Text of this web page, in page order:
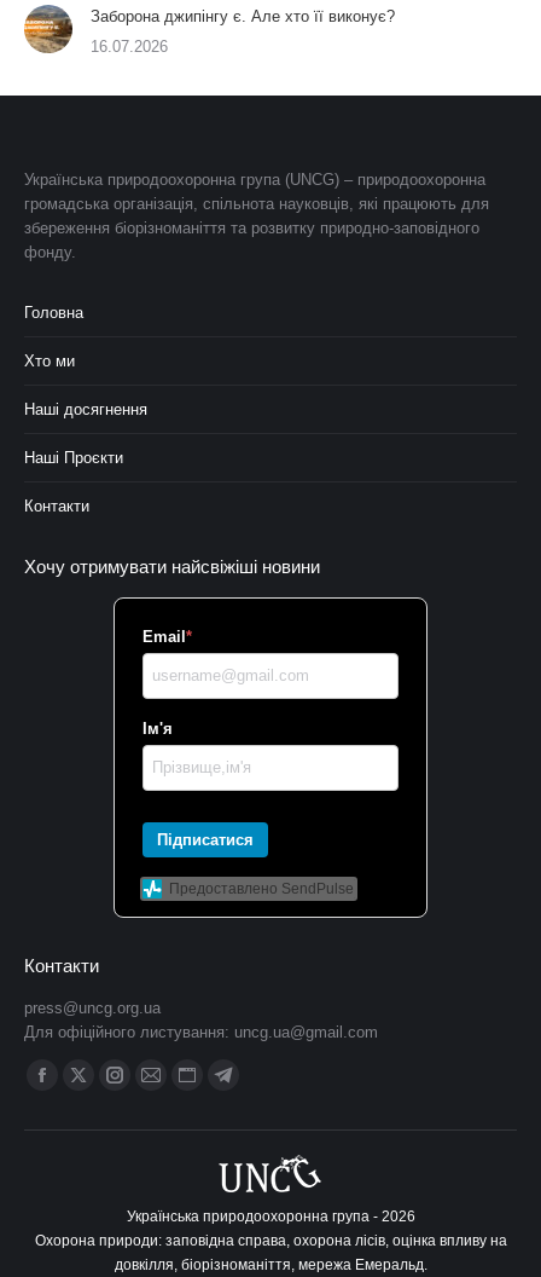
Заборона джипінгу є. Але хто її виконує?
16.07.2026
Українська природоохоронна група (UNCG) – природоохоронна
громадська організація, спільнота науковців, які працюють для
збереження біорізноманіття та розвитку природно-заповідного
фонду.
Головна
Хто ми
Наші досягнення
Наші Проєкти
Контакти
Хочу отримувати найсвіжіші новини
Email *
Ім'я
Підписатися
Предоставлено SendPulse
Контакти
press@uncg.org.ua
Для офіційного листування: uncg.ua@gmail.com
Find us on:
Facebook
вікні
новому
вікні
Instagram
новому
вікні
новому
вікні
Website
новому
вікні
Telegram
відкривається
у
новому
вікні
Українська природоохоронна група - 2026
Охорона природи: заповідна справа, охорона лісів, оцінка впливу на
довкілля, біорізноманіття, мережа Емеральд.